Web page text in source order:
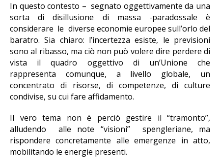
In questo contesto – segnato oggettivamente da una
sorta di disillusione di massa -paradossale è
considerare le diverse economie europee sull’orlo del
baratro. Sia chiaro: l’incertezza esiste, le previsioni
sono al ribasso, ma ciò non può volere dire perdere di
vista il quadro oggettivo di un’Unione che
rappresenta comunque, a livello globale, un
concentrato di risorse, di competenze, di culture
condivise, su cui fare affidamento.
Il vero tema non è perciò gestire il “tramonto”,
alludendo alle note “visioni” spengleriane, ma
rispondere concretamente alle emergenze in atto,
mobilitando le energie presenti.